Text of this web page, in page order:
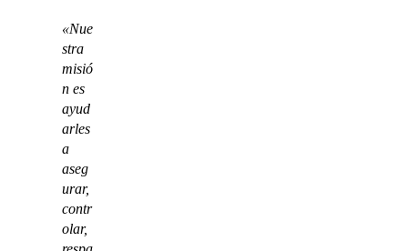
«Nue
stra
misió
n es
ayud
arles
a
aseg
urar,
contr
olar,